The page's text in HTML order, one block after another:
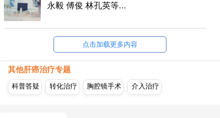
永毅 傅俊 林孔英等...
点击加载更多内容
其他肝癌治疗专题
科普答疑 转化治疗 胸腔镜手术 介入治疗